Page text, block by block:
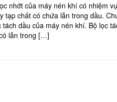
nhớt của máy nén khí có nhiệm
tạp chất có chứa lẫn trong dầu.
dầu của máy nén khí. Bộ lọc
lẫn trong […]